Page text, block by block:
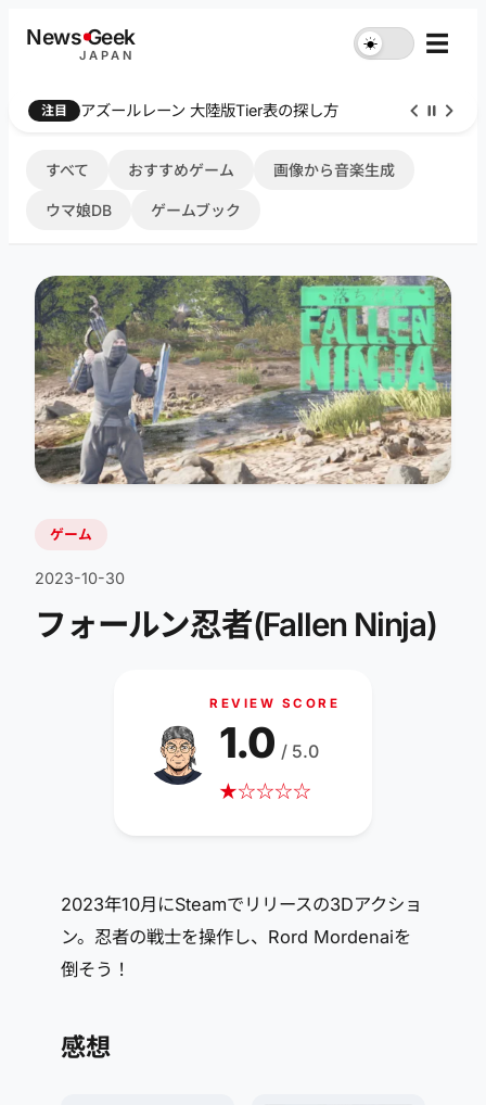
NewsGeek
JAPAN
☀︎ ☰
注目 Farthest Frontier 序盤攻略
すべて おすすめゲーム 画像から音楽生成
ウマ娘DB ゲームブック
ゲーム
2023-10-30
フォールン忍者(Fallen Ninja)
REVIEW SCORE
★☆☆☆☆
1.0 / 5.0
2023年10月にSteamでリリースの3Dアクショ
ン。忍者の戦士を操作し、Rord Mordenaiを
倒そう！
感想